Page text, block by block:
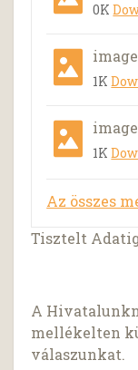
0K
1K
1K
Az összes
Tisztelt
A
mellékelten
válaszunkat.